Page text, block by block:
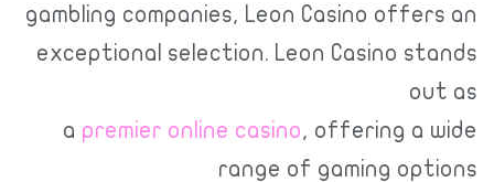
gambling companies, Leon Casino
exceptional selection. Leon Casino
apremier online casino, offering
range of gaming